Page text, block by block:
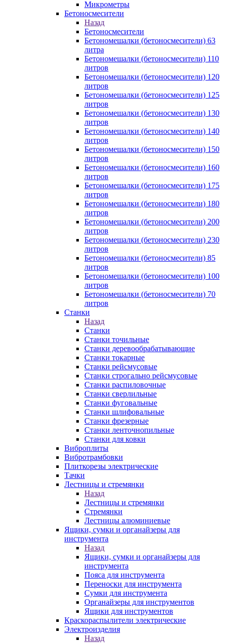
Микрометры
Бетоносмесители
Назад
Бетоносмесители
Бетономешалки (бетоносмесители) 63
литра
Бетономешалки (бетоносмесители) 110
литров
Бетономешалки (бетоносмесители) 120
литров
Бетономешалки (бетоносмесители) 125
литров
Бетономешалки (бетоносмесители) 130
литров
Бетономешалки (бетоносмесители) 140
литров
Бетономешалки (бетоносмесители) 150
литров
Бетономешалки (бетоносмесители) 160
литров
Бетономешалки (бетоносмесители) 175
литров
Бетономешалки (бетоносмесители) 180
литров
Бетономешалки (бетоносмесители) 200
литров
Бетономешалки (бетоносмесители) 230
литров
Бетономешалки (бетоносмесители) 85
литров
Бетономешалки (бетоносмесители) 100
литров
Бетономешалки (бетоносмесители) 70
литров
Станки
Назад
Станки
Станки точильные
Станки деревообрабатывающие
Станки токарные
Станки рейсмусовые
Станки строгально рейсмусовые
Станки распиловочные
Станки сверлильные
Станки фуговальные
Станки шлифовальные
Станки фрезерные
Станки ленточнопильные
Станки для ковки
Виброплиты
Вибротрамбовки
Плиткорезы электрические
Тачки
Лестницы и стремянки
Назад
Лестницы и стремянки
Стремянки
Лестницы алюминиевые
Ящики, сумки и органайзеры для
инструмента
Назад
Ящики, сумки и органайзеры для
инструмента
Пояса для инструмента
Переноски для инструмента
Сумки для инструмента
Органайзеры для инструментов
Ящики для инструментов
Краскораспылители электрические
Электроизделия
Назад